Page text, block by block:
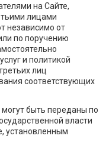
на Сайте,
лицами
независимо от
по поручению
и политикой
лиц
соответствующих
быть переданы по
власти
установленным